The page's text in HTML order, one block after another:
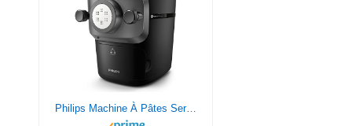
Philips Machine À Pâtes Series 7000 - Technologie ProExtrude, Pesée Automatique, Entièrement Automatique, 8 Disques De Mise En Forme, Noir (HR2665/93)